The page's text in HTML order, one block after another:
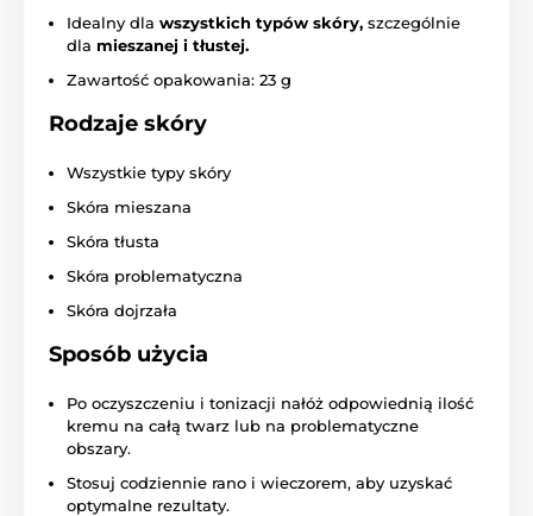
Idealny dla wszystkich typów skóry, szczególnie
dla mieszanej i tłustej.
Zawartość opakowania: 23 g
Rodzaje skóry
Wszystkie typy skóry
Skóra mieszana
Skóra tłusta
Skóra problematyczna
Skóra dojrzała
Sposób użycia
Po oczyszczeniu i tonizacji nałóż odpowiednią ilość
kremu na całą twarz lub na problematyczne
obszary.
Stosuj codziennie rano i wieczorem, aby uzyskać
optymalne rezultaty.